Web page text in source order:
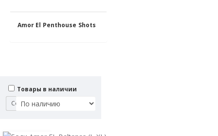
Amor El Penthouse Shots
Товары в наличии
Сортировка: